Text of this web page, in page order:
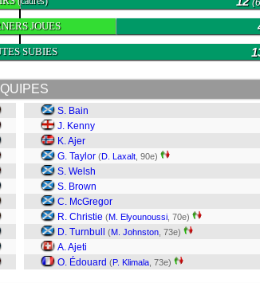
JOUES
SUBIES
S. Bain
J. Kenny
K. Ajer
G. Taylor (D. Laxalt , 90e)
S. Welsh
S. Brown
C. McGregor
R. Christie (M. Elyounoussi , 70e)
D. Turnbull (M. Johnston , 73e)
A. Ajeti
O. Édouard (P. Klimala , 73e)